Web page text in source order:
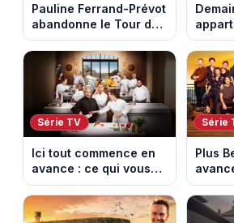
Pauline Ferrand-Prévot
abandonne le Tour de
France Femmes avant
la 8e étape
ce qui
août
Série TV
Ici tout commence en
avance : ce qui vous
attend la semaine du
10 au 14 août 2026
(spoiler)
Série
Plus
10 au